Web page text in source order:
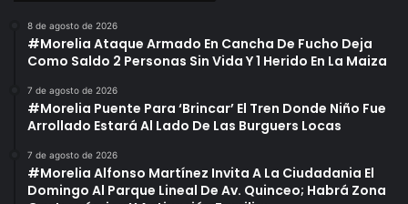
8 de agosto de 2026
#Morelia Ataque Armado En Cancha De Fucho Deja
Como Saldo 2 Personas Sin Vida Y 1 Herido En La Maiza
7 de agosto de 2026
#Morelia Puente Para ‘Brincar’ El Tren Donde Niño Fue
Arrollado Estará Al Lado De Las Burguers Locas
7 de agosto de 2026
#Morelia Alfonso Martínez Invita A La Ciudadania El
Domingo Al Parque Lineal De Av. Quinceo; Habrá Zona